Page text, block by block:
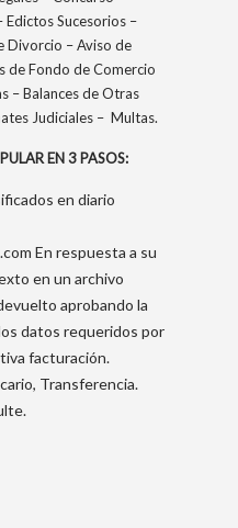
Sucesorios –
Divorcio – Aviso de
de Fondo de Comercio
– Balances de Otras
Judiciales – Multas.
EN 3 PASOS:
en diario
En respuesta a su
en un archivo
aprobando la
datos requeridos por
facturación.
Transferencia.